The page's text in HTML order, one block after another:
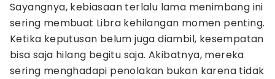
Sayangnya, kebiasaan terlalu lama menimbang ini
sering membuat Libra kehilangan momen penting.
Ketika keputusan belum juga diambil, kesempatan
bisa saja hilang begitu saja. Akibatnya, mereka
sering menghadapi penolakan bukan karena tidak